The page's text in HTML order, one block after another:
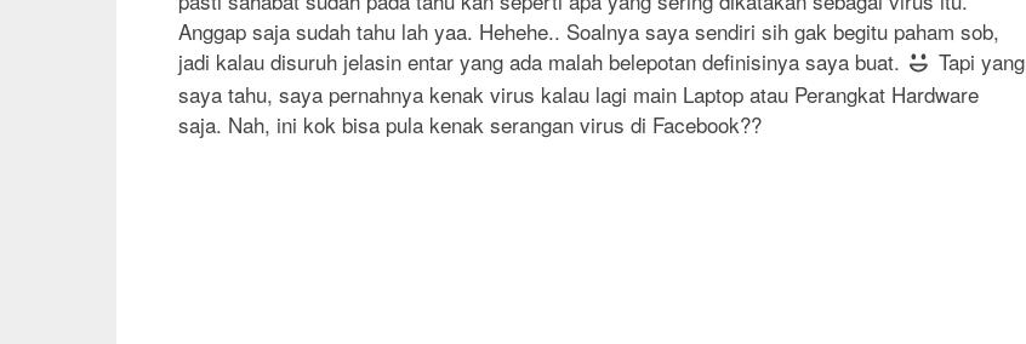
Anggap saja sudah tahu lah yaa. Hehehe.. Soalnya saya sendiri sih gak begitu paham sob,
jadi kalau disuruh jelasin entar yang ada malah belepotan definisinya saya buat.
Tapi yang
saya tahu, saya pernahnya kenak virus kalau lagi main Laptop atau Perangkat Hardware
saja. Nah, ini kok bisa pula kenak serangan virus di Facebook??